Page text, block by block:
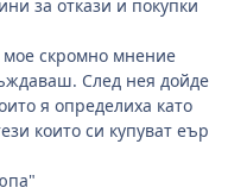
за откази и покупки
скромно мнение
След нея дойде
я определиха като
които си купуват еър